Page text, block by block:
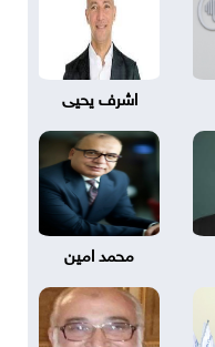
اشرف يحيى
محمد امين